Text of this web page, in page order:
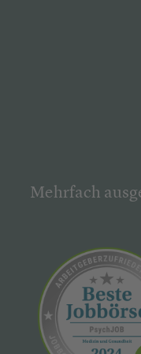
Mehrfach